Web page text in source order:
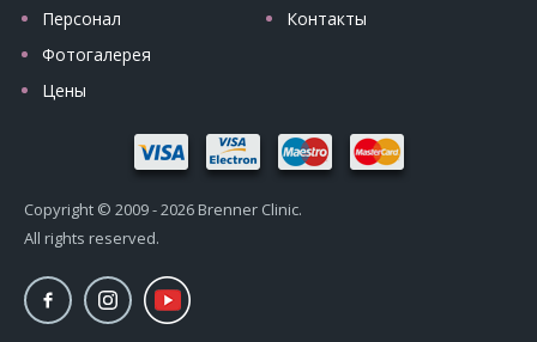
Персонал
Фотогалерея
Цены
Контакты
Copyright © 2009 - 2026 Brenner Clinic.
All rights reserved.